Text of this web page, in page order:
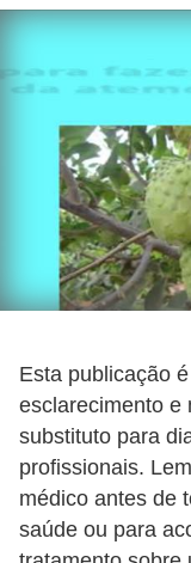
Esta publicação
esclarecimento e
substituto para
profissionais.
médico antes de
saúde ou para